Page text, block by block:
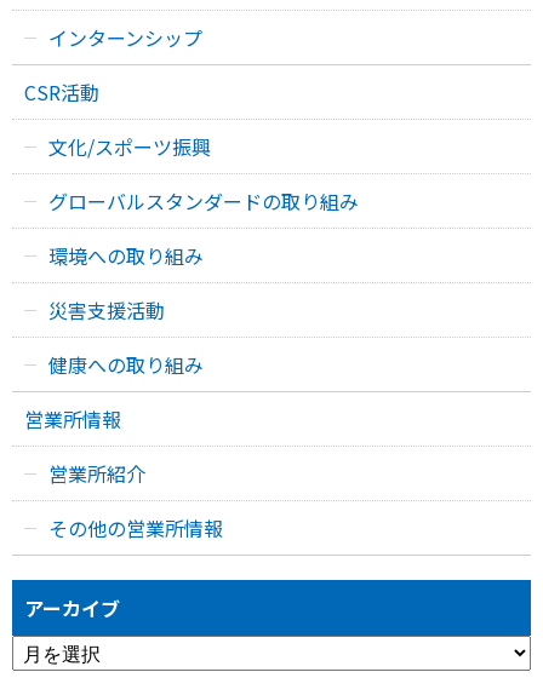
インターンシップ
CSR活動
文化/スポーツ振興
グローバルスタンダードの取り組み
環境への取り組み
災害支援活動
健康への取り組み
営業所情報
営業所紹介
その他の営業所情報
アーカイブ
ア
ー